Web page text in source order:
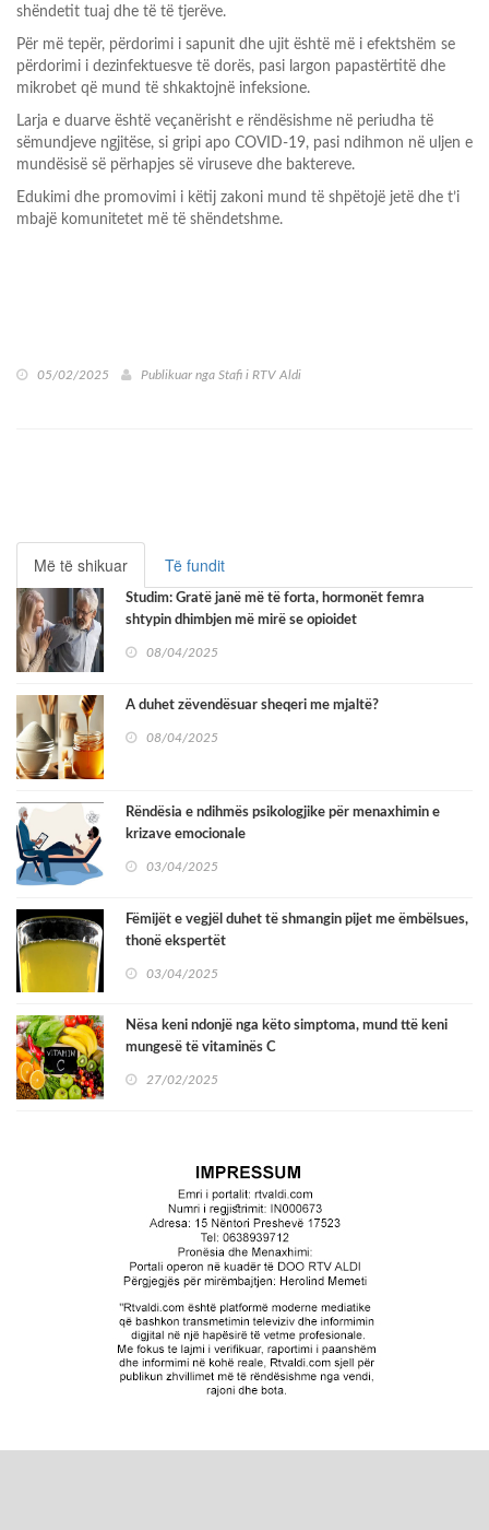
shëndetit tuaj dhe të të tjerëve.
Për më tepër, përdorimi i sapunit dhe ujit është më i efektshëm se
përdorimi i dezinfektuesve të dorës, pasi largon papastërtitë dhe
mikrobet që mund të shkaktojnë infeksione.
Larja e duarve është veçanërisht e rëndësishme në periudha të
sëmundjeve ngjitëse, si gripi apo COVID-19, pasi ndihmon në uljen e
mundësisë së përhapjes së viruseve dhe baktereve.
Edukimi dhe promovimi i këtij zakoni mund të shpëtojë jetë dhe t’i
mbajë komunitetet më të shëndetshme.
05/02/2025 Publikuar nga Stafi i RTV Aldi
Më të shikuar Të fundit
Studim: Gratë janë më të forta, hormonët femra
shtypin dhimbjen më mirë se opioidet
08/04/2025
A duhet zëvendësuar sheqeri me mjaltë?
08/04/2025
Rëndësia e ndihmës psikologjike për menaxhimin e
krizave emocionale
03/04/2025
Fëmijët e vegjël duhet të shmangin pijet me ëmbëlsues,
thonë ekspertët
03/04/2025
Nësa keni ndonjë nga këto simptoma, mund ttë keni
mungesë të vitaminës C
27/02/2025